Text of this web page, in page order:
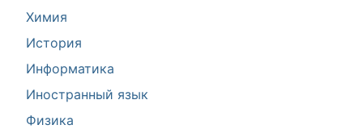
Химия
История
Информатика
Иностранный язык
Физика